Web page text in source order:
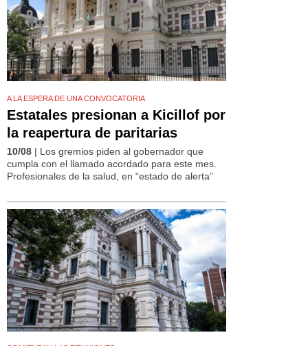
A LA ESPERA DE UNA CONVOCATORIA
Estatales presionan a Kicillof por
la reapertura de paritarias
10/08 | Los gremios piden al gobernador que
cumpla con el llamado acordado para este mes.
Profesionales de la salud, en “estado de alerta”